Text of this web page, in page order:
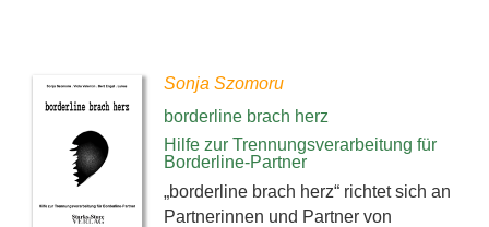
Sonja Szomoru
borderline brach herz
Hilfe zur Trennungsverarbeitung für
Borderline-Partner
„borderline brach herz“ richtet sich an
Partnerinnen und Partner von